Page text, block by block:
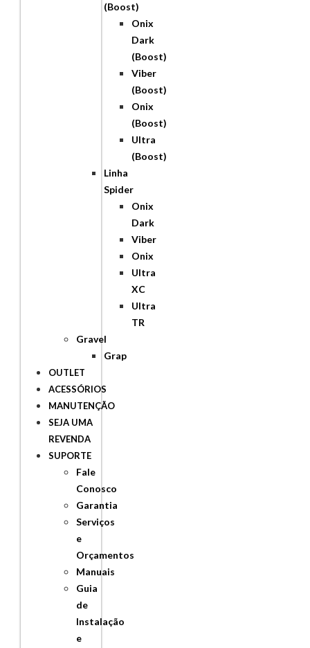
(Boost)
Onix
Dark
(Boost)
Viber
(Boost)
Onix
(Boost)
Ultra
(Boost)
Linha
Spider
Onix
Dark
Viber
Onix
Ultra
XC
Ultra
TR
Gravel
Grap
OUTLET
ACESSÓRIOS
MANUTENÇÃO
SEJA UMA
REVENDA
SUPORTE
Fale
Conosco
Garantia
Serviços
e
Orçamentos
Manuais
Guia
de
Instalação
e